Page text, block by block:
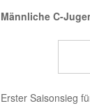
Männliche C-
Erster Saisonsieg